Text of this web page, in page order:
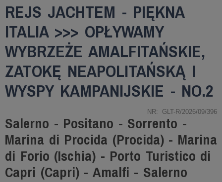
REJS JACHTEM - PIĘKNA
ITALIA >>> OPŁYWAMY
WYBRZEŻE AMALFITAŃSKIE,
ZATOKĘ NEAPOLITAŃSKĄ I
WYSPY KAMPANIJSKIE - NO.2
NR: GLT-R/2026/09/396
Salerno - Positano - Sorrento -
Marina di Procida (Procida) - Marina
di Forio (Ischia) - Porto Turistico di
Capri (Capri) - Amalfi - Salerno